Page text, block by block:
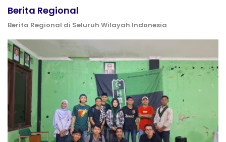
Berita Regional
Berita Regional di Seluruh Wilayah Indonesia